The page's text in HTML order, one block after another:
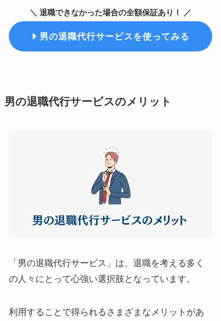
＼ 退職できなかった場合の全額保証あり！ ／
男の退職代行サービスを使ってみる
男の退職代行サービスのメリット
「男の退職代行サービス」は、退職を考える多く
の人々にとって心強い選択肢となっています。
利用することで得られるさまざまなメリットがあ